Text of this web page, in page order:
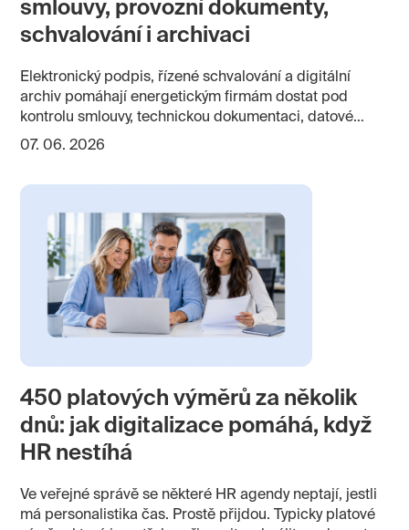
smlouvy, provozní dokumenty,
schvalování i archivaci
Elektronický podpis, řízené schvalování a digitální
archiv pomáhají energetickým firmám dostat pod
kontrolu smlouvy, technickou dokumentaci, datové
zprávy, HR dokumenty, servisní protokoly, revize,
07. 06. 2026
450 platových výměrů za několik
dnů: jak digitalizace pomáhá, když
HR nestíhá
Ve veřejné správě se některé HR agendy neptají, jestli
má personalistika čas. Prostě přijdou. Typicky platové